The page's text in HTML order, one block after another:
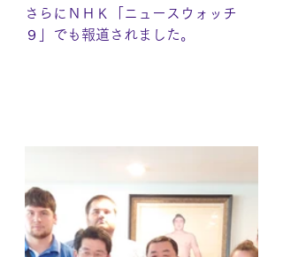
さらにＮＨＫ「ニュースウォッチ
９」でも報道されました。